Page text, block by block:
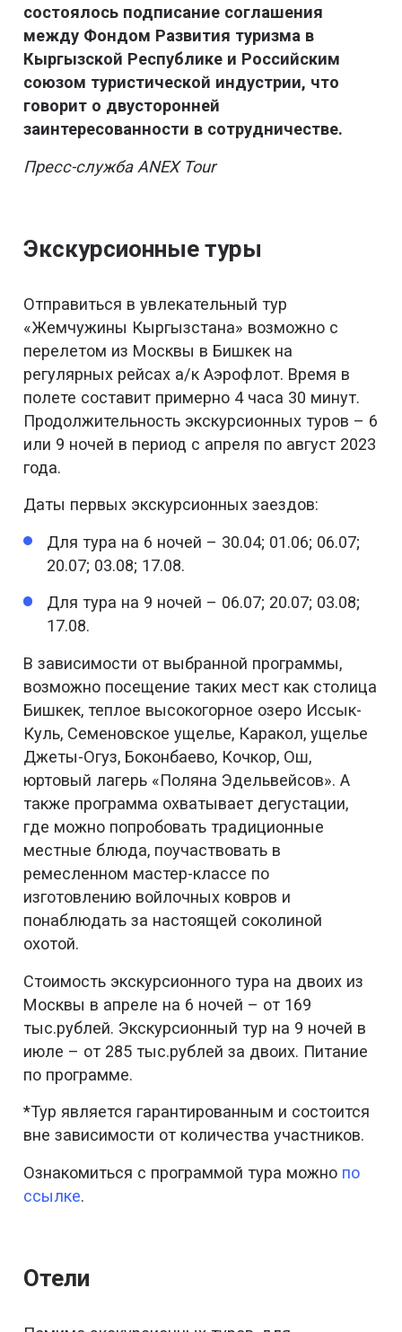
состоялось подписание соглашения
между Фондом Развития туризма в
Кыргызской Республике и Российским
союзом туристической индустрии, что
говорит о двусторонней
заинтересованности в сотрудничестве.
Пресс-служба ANEX Tour
Экскурсионные туры
Отправиться в увлекательный тур
«Жемчужины Кыргызстана» возможно с
перелетом из Москвы в Бишкек на
регулярных рейсах а/к Аэрофлот. Время в
полете составит примерно 4 часа 30 минут.
Продолжительность экскурсионных туров – 6
или 9 ночей в период с апреля по август 2023
года.
Даты первых экскурсионных заездов:
Для тура на 6 ночей – 30.04; 01.06; 06.07;
20.07; 03.08; 17.08.
Для тура на 9 ночей – 06.07; 20.07; 03.08;
17.08.
В зависимости от выбранной программы,
возможно посещение таких мест как столица
Бишкек, теплое высокогорное озеро Иссык-
Куль, Семеновское ущелье, Каракол, ущелье
Джеты-Огуз, Боконбаево, Кочкор, Ош,
юртовый лагерь «Поляна Эдельвейсов». А
также программа охватывает дегустации,
где можно попробовать традиционные
местные блюда, поучаствовать в
ремесленном мастер-классе по
изготовлению войлочных ковров и
понаблюдать за настоящей соколиной
охотой.
Стоимость экскурсионного тура на двоих из
Москвы в апреле на 6 ночей – от 169
тыс.рублей. Экскурсионный тур на 9 ночей в
июле – от 285 тыс.рублей за двоих. Питание
по программе.
*Тур является гарантированным и состоится
вне зависимости от количества участников.
Ознакомиться с программой тура можно по
ссылке.
Отели